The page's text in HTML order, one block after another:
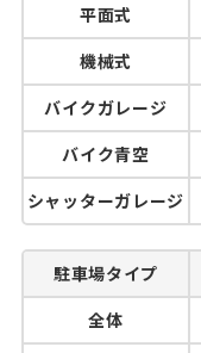
平面式
機械式
バイクガレージ
バイク青空
シャッターガレージ
駐車場タイプ
全体